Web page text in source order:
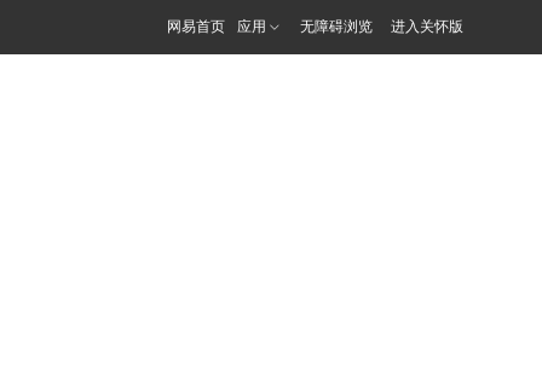
网易首页 应用 无障碍浏览 进入关怀版